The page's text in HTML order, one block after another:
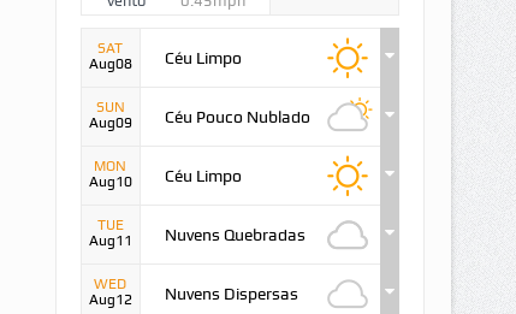
SAT
Aug08
Céu Limpo
SUN
Aug09
Céu Pouco Nublado
MON
Aug10
Céu Limpo
TUE
Aug11
Nuvens Quebradas
WED
Aug12
Nuvens Dispersas